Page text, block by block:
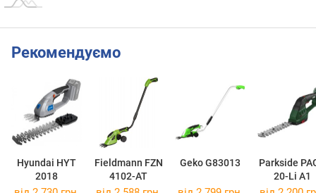
Рекомендуємо
Hyundai HYT
2018
Fieldmann FZN
4102-AT
Geko G83013
Parkside
20-Li A1